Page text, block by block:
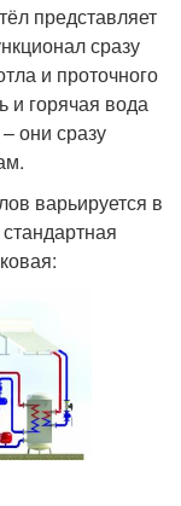
представляет
сразу
и проточного
и горячая вода
они сразу
варьируется в